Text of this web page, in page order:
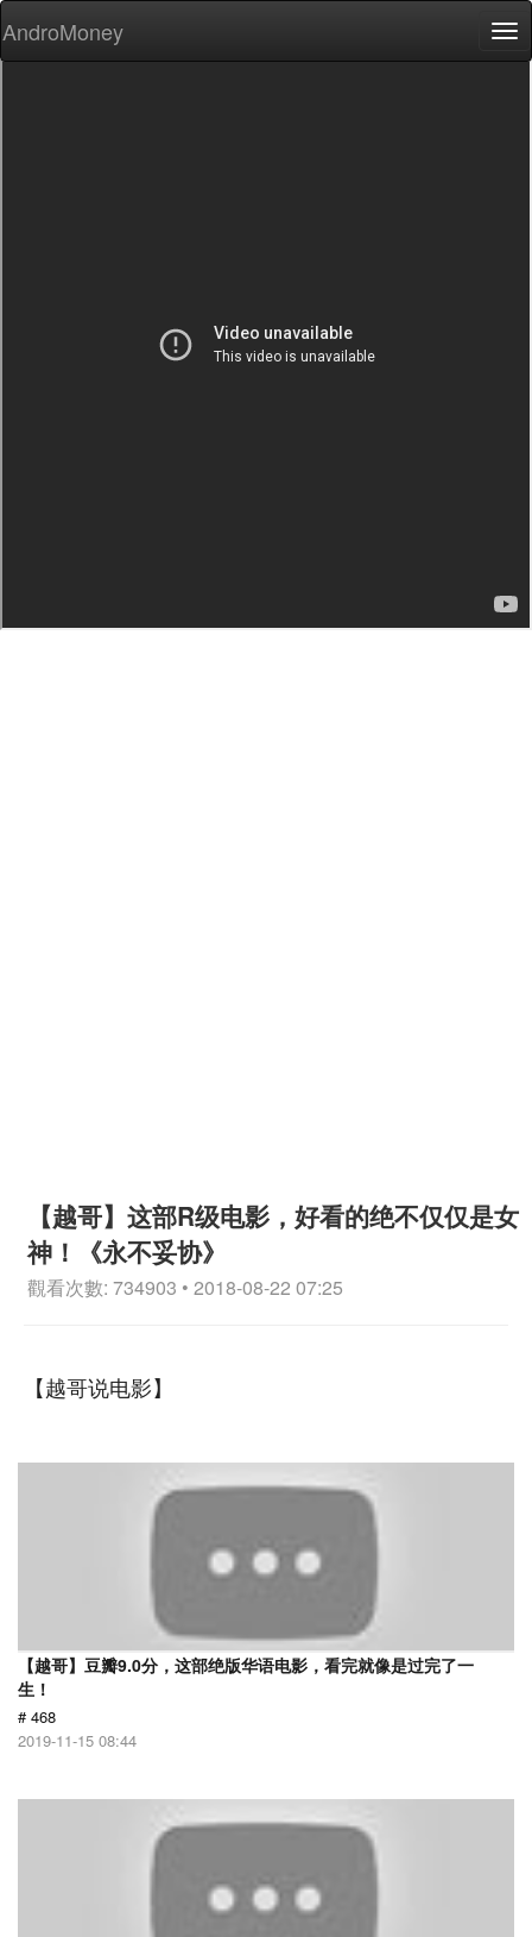
AndroMoney
【越哥】这部R级电影，好看的绝不仅仅是女
神！《永不妥协》
觀看次數: 734903 • 2018-08-22 07:25
【越哥说电影】
【越哥】豆瓣9.0分，这部绝版华语电影，看完就像是过完了一
生！
# 468
2019-11-15 08:44